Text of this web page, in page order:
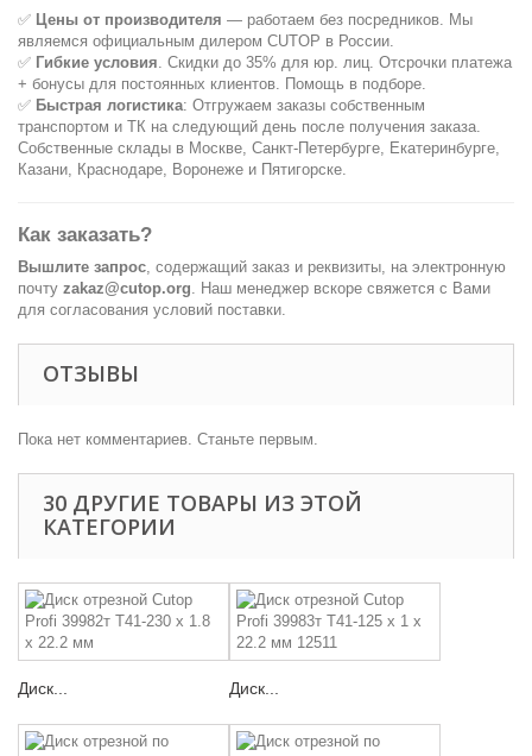
✅ Цены от производителя — работаем без посредников. Мы
являемся официальным дилером CUTOP в России.
✅ Гибкие условия . Скидки до 35% для юр. лиц. Отсрочки платежа
+ бонусы для постоянных клиентов. Помощь в подборе.
✅ Быстрая логистика: Отгружаем заказы собственным
транспортом и ТК на следующий день после получения заказа.
Собственные склады в Москве, Санкт-Петербурге, Екатеринбурге,
Казани, Краснодаре, Воронеже и Пятигорске.
Как заказать?
Вышлите запрос , содержащий заказ и реквизиты, на электронную
почту zakaz@cutop.org . Наш менеджер вскоре свяжется с Вами
для согласования условий поставки.
ОТЗЫВЫ
Пока нет комментариев. Станьте первым.
30 ДРУГИЕ ТОВАРЫ ИЗ ЭТОЙ
КАТЕГОРИИ
Диск... Диск...